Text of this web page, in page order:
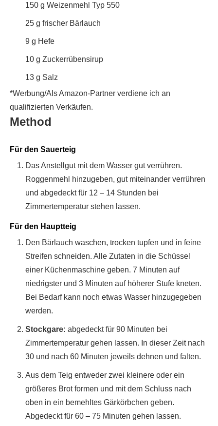
150 g Weizenmehl Typ 550
25 g frischer Bärlauch
9 g Hefe
10 g Zuckerrübensirup
13 g Salz
*Werbung/Als Amazon-Partner verdiene ich an
qualifizierten Verkäufen.
Method
Für den Sauerteig
Das Anstellgut mit dem Wasser gut verrühren.
Roggenmehl hinzugeben, gut miteinander verrühren
und abgedeckt für 12 – 14 Stunden bei
Zimmertemperatur stehen lassen.
Für den Hauptteig
Den Bärlauch waschen, trocken tupfen und in feine
Streifen schneiden. Alle Zutaten in die Schüssel
einer Küchenmaschine geben. 7 Minuten auf
niedrigster und 3 Minuten auf höherer Stufe kneten.
Bei Bedarf kann noch etwas Wasser hinzugegeben
werden.
Stockgare: abgedeckt für 90 Minuten bei
Zimmertemperatur gehen lassen. In dieser Zeit nach
30 und nach 60 Minuten jeweils dehnen und falten.
Aus dem Teig entweder zwei kleinere oder ein
größeres Brot formen und mit dem Schluss nach
oben in ein bemehltes Gärkörbchen geben.
Abgedeckt für 60 – 75 Minuten gehen lassen.